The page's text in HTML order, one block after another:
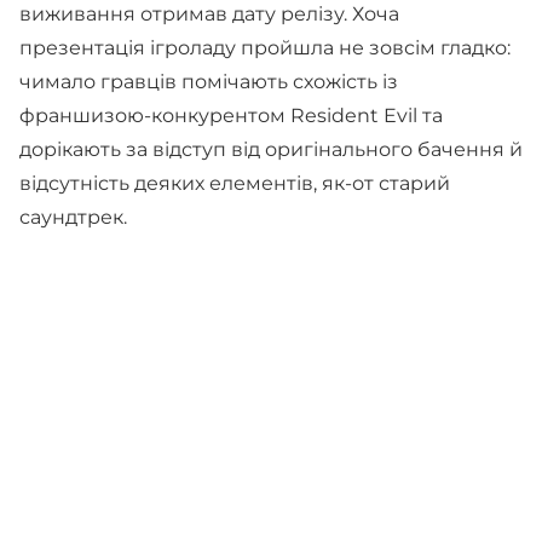
виживання отримав дату релізу. Хоча
презентація ігроладу пройшла не зовсім гладко:
чимало гравців помічають схожість із
франшизою-конкурентом Resident Evil та
дорікають за відступ від оригінального бачення й
відсутність деяких елементів, як-от старий
саундтрек.